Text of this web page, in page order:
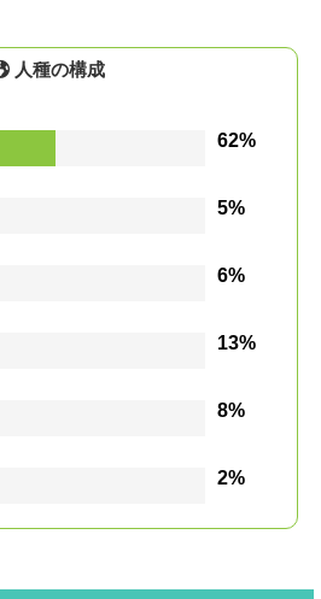
人種の構成
62%
5%
6%
13%
8%
2%